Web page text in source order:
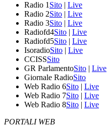
Radio 1 Sito | Live
Radio 2Sito | Live
Radio 3Sito | Live
Radiofd4Sito | Live
Radiofd5Sito | Live
IsoradioSito | Live
CCISSSito
GR ParlamentoSito | Live
Giornale RadioSito
Web Radio 6Sito | Live
Web Radio 7Sito | Live
Web Radio 8Sito | Live
PORTALI WEB